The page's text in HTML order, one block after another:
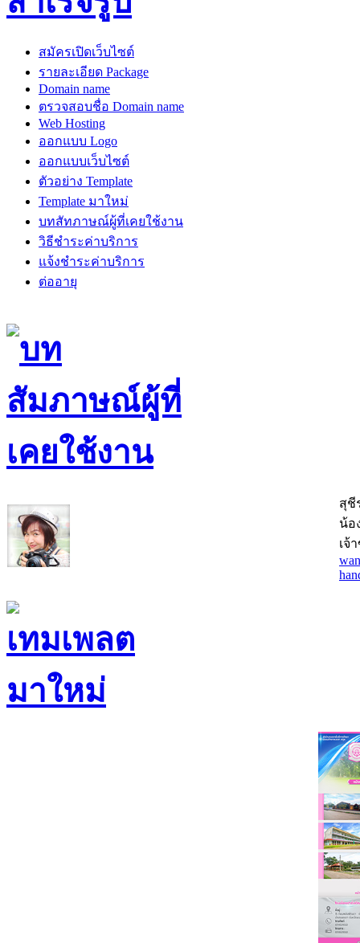
สมัครเปิดเว็บไซต์
รายละเอียด Package
Domain name
ตรวจสอบชื่อ Domain name
Web Hosting
ออกแบบ Logo
ออกแบบเว็บไซต์
ตัวอย่าง Template
Template มาใหม่
บทสัทภาษณ์ผู้ที่เคยใช้งาน
วิธีชำระค่าบริการ
แจ้งชำระค่าบริการ
ต่ออายุ
สุชี
น้อ
เจ้